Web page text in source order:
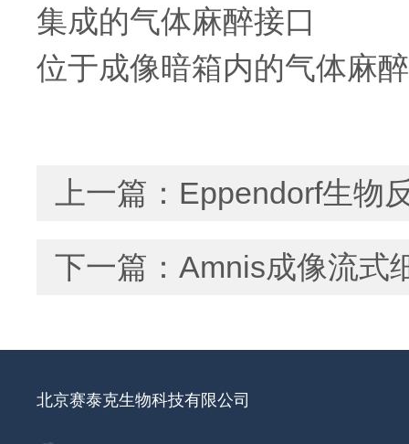
集成的气体麻醉接口
位于成像暗箱内的气体麻
上一篇： Eppendorf生物
下一篇： Amnis成像流式
北京赛泰克生物科技有限公司